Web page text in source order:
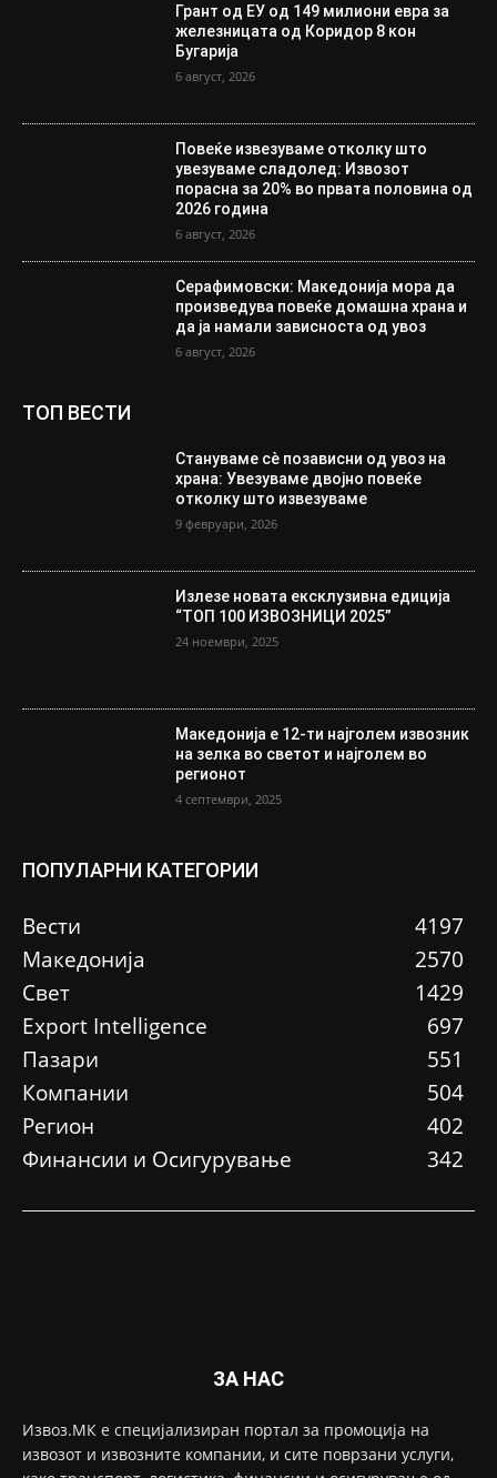
Грант од ЕУ од 149 милиони евра за
железницата од Коридор 8 кон
Бугарија
6 август, 2026
Повеќе извезуваме отколку што
увезуваме сладолед: Извозот
порасна за 20% во првата половина од
2026 година
6 август, 2026
Серафимовски: Македонија мора да
произведува повеќе домашна храна и
да ја намали зависноста од увоз
6 август, 2026
ТОП ВЕСТИ
Стануваме сè позависни од увоз на
храна: Увезуваме двојно повеќе
отколку што извезуваме
9 февруари, 2026
Излезе новата ексклузивна едиција
“ТОП 100 ИЗВОЗНИЦИ 2025”
24 ноември, 2025
Македонија е 12-ти најголем извозник
на зелка во светот и најголем во
регионот
4 септември, 2025
ПОПУЛАРНИ КАТЕГОРИИ
Вести
4197
Македонија
2570
Свет
1429
Еxport Intelligence
697
Пазари
551
Компании
504
Регион
402
Финансии и Осигурување
342
ЗА НАС
Извоз.МК е специјализиран портал за промоција на
извозот и извозните компании, и сите поврзани услуги,